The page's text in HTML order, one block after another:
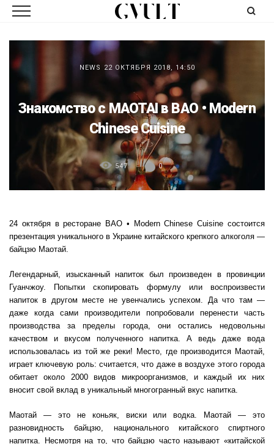
NEWS 22 ОКТЯБРЯ 2018, 14:50
Знакомство с MAOTAI в BAO • Modern
Chinese Cuisine
547 0
24 октября в ресторане BAO • Modern Chinese Cuisine состоится
презентация уникального в Украине китайского крепкого алкоголя —
байцзю Маотай.
Легендарный, изысканный напиток был произведен в провинции
Гуанчжоу. Попытки скопировать формулу или воспроизвести
напиток в другом месте не увенчались успехом. Да что там —
даже когда сами производители попробовали перенести часть
производства за пределы города, они остались недовольны
качеством и вкусом полученного напитка. А ведь даже вода
использовалась из той же реки! Место, где производится Маотай,
играет ключевую роль: считается, что даже в воздухе этого города
обитает около 2000 видов микроорганизмов, и каждый их них
вносит свой вклад в уникальный многогранный вкус напитка.
Маотай — это не коньяк, виски или водка. Маотай — это
разновидность байцзю, национального китайского спиртного
напитка. Несмотря на то, что байцзю часто называют «китайской